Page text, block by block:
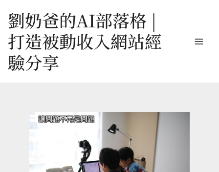
至
主
要
劉奶爸的AI部落格 |
打造被動收入網站經
驗分享